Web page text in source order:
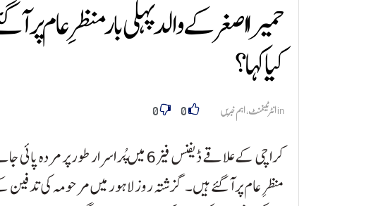
حمیرا اصغر کے والد پہلی بار منظرِ عام پر
کیا کہا ؟
in انٹرٹینمنٹ, اہم خبریں 0
0
کراچی کے علاقے ڈیفنس فیز 6 میں پُراسرار
منظرِ عام پر آگئے ہیں۔ گزشتہ روز لاہور میں مرحومہ کی